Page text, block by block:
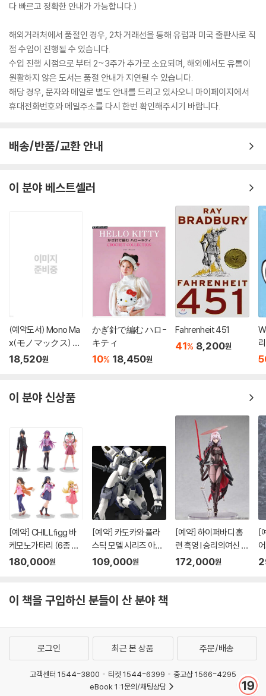
다 빠르고 정확한 안내가 가능합니다.)
해외거래처에서 품절인 경우, 2차 거래선을 통해 유럽과 미국 출판사로 직
접 수입이 진행될 수 있습니다.
수입 진행 시점으로 부터 2~3주가 추가로 소요되며, 해외에서도 유통이
원활하지 않은 도서는 품절 안내가 지연될 수 있습니다.
해당 경우, 문자와 메일로 별도 안내를 드리고 있사오니 마이페이지에서
휴대전화번호와 메일주소를 다시 한번 확인해주시기 바랍니다.
배송/반품/교환 안내
이 분야 베스트셀러
(예약도서) Mono Ma
x(モノマックス) 20
26年10月號
18,520원
かぎ針で編む ハロ-
キティ
10% 18,450원
Fahrenheit 451
41% 8,200원
'
이 분야 신상품
[예약] CHILLfigg 바
케모노가타리 (6종 세
트)
180,000원
[예약] 카도카와 플라
스틱 모델 시리즈 아바
레스트 l 풀메탈패닉
109,000원
[예약] 하이퍼바디 홍
련 흑영 l 승리의여신 니
케
172,000원
[
이 책을 구입하신 분들이 산 분야 책
로그인 최근 본 상품 주문/배송
고객센터 1544-3800 티켓 1544-6399
중고샵 1566-4295
eBook 1:1문의/채팅상담